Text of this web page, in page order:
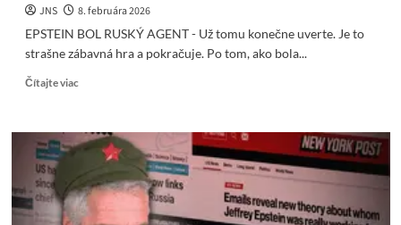
JNS
8. februára 2026
EPSTEIN BOL RUSKÝ AGENT - Už tomu konečne uverte. Je to
strašne zábavná hra a pokračuje. Po tom, ako bola...
Čítajte viacRead
EPSTEIN
BOL
RUSKÝ
AGENT
–
Už